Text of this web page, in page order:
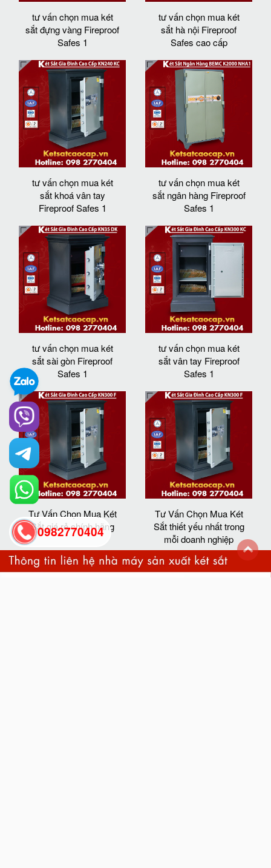
tư vấn chọn mua két
sắt đựng vàng Fireproof
Safes 1
tư vấn chọn mua két
sắt hà nội Fireproof
Safes cao cấp
tư vấn chọn mua két
sắt khoá vân tay
Fireproof Safes 1
tư vấn chọn mua két
sắt ngân hàng Fireproof
Safes 1
tư vấn chọn mua két
sắt sài gòn Fireproof
Safes 1
tư vấn chọn mua két
sắt vân tay Fireproof
Safes 1
Tư Vấn Chọn Mua Két
Sắt giá rẻ chính hãng
Tư Vấn Chọn Mua Két
Sắt thiết yếu nhất trong
mỗi doanh nghiệp
0982770404
back